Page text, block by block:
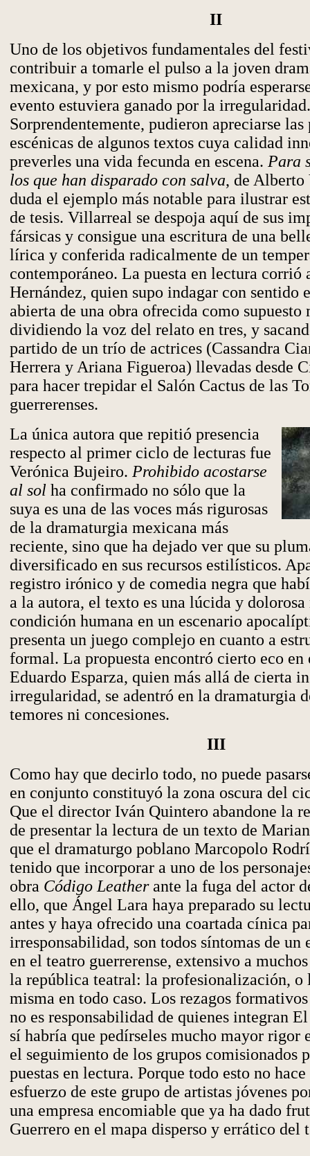
II
Uno de los objetivos fundamentales del
contribuir a tomarle el pulso a la joven
mexicana, y por esto mismo podría
evento estuviera ganado por la irregularidad.
Sorprendentemente, pudieron apreciarse
escénicas de algunos textos cuya calidad
preverles una vida fecunda en escena. Para
los que han disparado con salva, de
duda el ejemplo más notable para ilustrar
de tesis. Villarreal se despoja aquí de sus
fársicas y consigue una escritura de una
lírica y conferida radicalmente de un
contemporáneo. La puesta en lectura corrió
Hernández, quien supo indagar con sentido
abierta de una obra ofrecida como supuesto
dividiendo la voz del relato en tres, y
partido de un trío de actrices (Cassandra
Herrera y Ariana Figueroa) llevadas desde
para hacer trepidar el Salón Cactus de las
guerrerenses.
La única autora que repitió presencia
respecto al primer ciclo de lecturas fue
Verónica Bujeiro. Prohibido acostarse
al sol ha confirmado no sólo que la
suya es una de las voces más rigurosas
de la dramaturgia mexicana más
reciente, sino que ha dejado ver que su
diversificado en sus recursos estilísticos.
registro irónico y de comedia negra que
a la autora, el texto es una lúcida y
condición humana en un escenario
presenta un juego complejo en cuanto a
formal. La propuesta encontró cierto eco
Eduardo Esparza, quien más allá de cierta
irregularidad, se adentró en la dramaturgia
temores ni concesiones.
III
Como hay que decirlo todo, no puede
en conjunto constituyó la zona oscura del
Que el director Iván Quintero abandone la
de presentar la lectura de un texto de
que el dramaturgo poblano Marcopolo
tenido que incorporar a uno de los
obra Código Leather ante la fuga del actor
ello, que Ángel Lara haya preparado su
antes y haya ofrecido una coartada cínica
irresponsabilidad, son todos síntomas de un
en el teatro guerrerense, extensivo a
la república teatral: la profesionalización, o
misma en todo caso. Los rezagos
no es responsabilidad de quienes integran
sí habría que pedírseles mucho mayor rigor
el seguimiento de los grupos comisionados
puestas en lectura. Porque todo esto no
esfuerzo de este grupo de artistas jóvenes
una empresa encomiable que ya ha dado
Guerrero en el mapa disperso y errático del